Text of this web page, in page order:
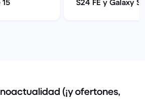
S24 FE y Galaxy
(¡y ofertones,